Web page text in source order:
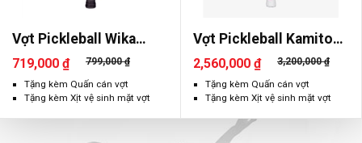
Vợt Pickleball Wika
Dream
719,000 ₫ 799,000 ₫
Tặng kèm Quấn cán vợt
Tặng kèm Xịt vệ sinh mặt vợt
Vợt Pickleball Kamito
Omega
2,560,000 ₫ 3,200,000 ₫
Tặng kèm Quấn cán vợt
Tặng kèm Xịt vệ sinh mặt vợt